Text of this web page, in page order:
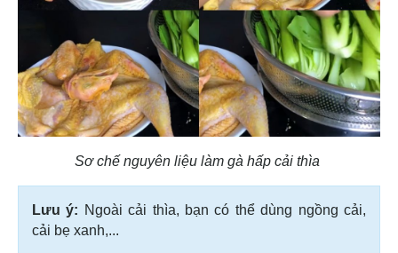
Sơ chế nguyên liệu làm gà hấp cải thìa
Lưu ý: Ngoài cải thìa, bạn có thể dùng ngồng cải,
cải bẹ xanh,...